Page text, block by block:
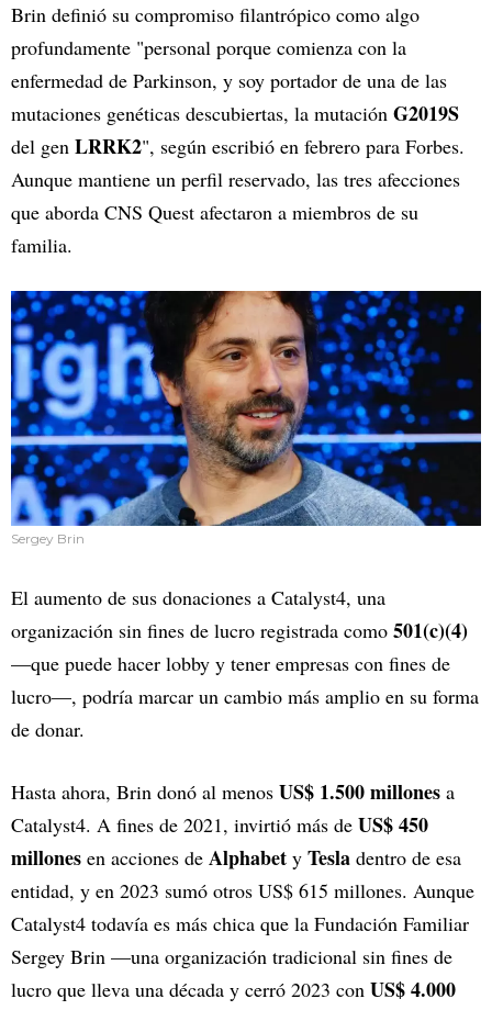
Brin definió su compromiso filantrópico como algo
profundamente "personal porque comienza con la
enfermedad de Parkinson, y soy portador de una de las
mutaciones genéticas descubiertas, la mutación G2019S
del gen LRRK2", según escribió en febrero para Forbes.
Aunque mantiene un perfil reservado, las tres afecciones
que aborda CNS Quest afectaron a miembros de su
familia.
Sergey Brin
El aumento de sus donaciones a Catalyst4, una
organización sin fines de lucro registrada como 501(c)(4)
—que puede hacer lobby y tener empresas con fines de
lucro—, podría marcar un cambio más amplio en su forma
de donar.
Hasta ahora, Brin donó al menos US$ 1.500 millones a
Catalyst4. A fines de 2021, invirtió más de US$ 450
millones en acciones de Alphabet y Tesla dentro de esa
entidad, y en 2023 sumó otros US$ 615 millones. Aunque
Catalyst4 todavía es más chica que la Fundación Familiar
Sergey Brin —una organización tradicional sin fines de
lucro que lleva una década y cerró 2023 con US$ 4.000